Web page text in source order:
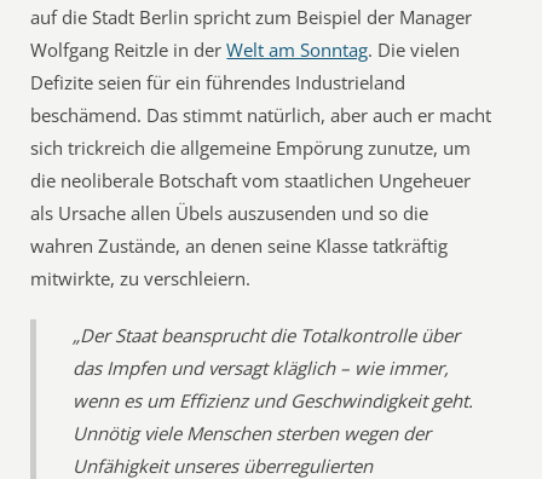
auf die Stadt Berlin spricht zum Beispiel der Manager
Wolfgang Reitzle in derWelt am Sonntag. Die vielen
Defizite seien für ein führendes Industrieland
beschämend. Das stimmt natürlich, aber auch er macht
sich trickreich die allgemeine Empörung zunutze, um
die neoliberale Botschaft vom staatlichen Ungeheuer
als Ursache allen Übels auszusenden und so die
wahren Zustände, an denen seine Klasse tatkräftig
mitwirkte, zu verschleiern.
„Der Staat beansprucht die Totalkontrolle über
das Impfen und versagt kläglich – wie immer,
wenn es um Effizienz und Geschwindigkeit geht.
Unnötig viele Menschen sterben wegen der
Unfähigkeit unseres überregulierten